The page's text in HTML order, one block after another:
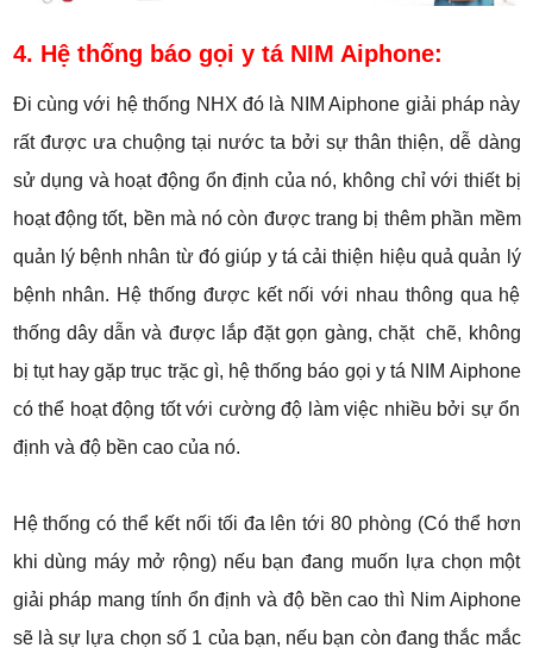
4. Hệ thống báo gọi y tá NIM Aiphone:
Đi cùng với hệ thống NHX đó là NIM Aiphone giải pháp này
rất được ưa chuộng tại nước ta bởi sự thân thiện, dễ dàng
sử dụng và hoạt động ổn định của nó, không chỉ với thiết bị
hoạt động tốt, bền mà nó còn được trang bị thêm phần mềm
quản lý bệnh nhân từ đó giúp y tá cải thiện hiệu quả quản lý
bệnh nhân. Hệ thống được kết nối với nhau thông qua hệ
thống dây dẫn và được lắp đặt gọn gàng, chặt chẽ, không
bị tụt hay gặp trục trặc gì, hệ thống báo gọi y tá NIM Aiphone
có thể hoạt động tốt với cường độ làm việc nhiều bởi sự ổn
định và độ bền cao của nó.
Hệ thống có thể kết nối tối đa lên tới 80 phòng (Có thể hơn
khi dùng máy mở rộng) nếu bạn đang muốn lựa chọn một
giải pháp mang tính ổn định và độ bền cao thì Nim Aiphone
sẽ là sự lựa chọn số 1 của bạn, nếu bạn còn đang thắc mắc